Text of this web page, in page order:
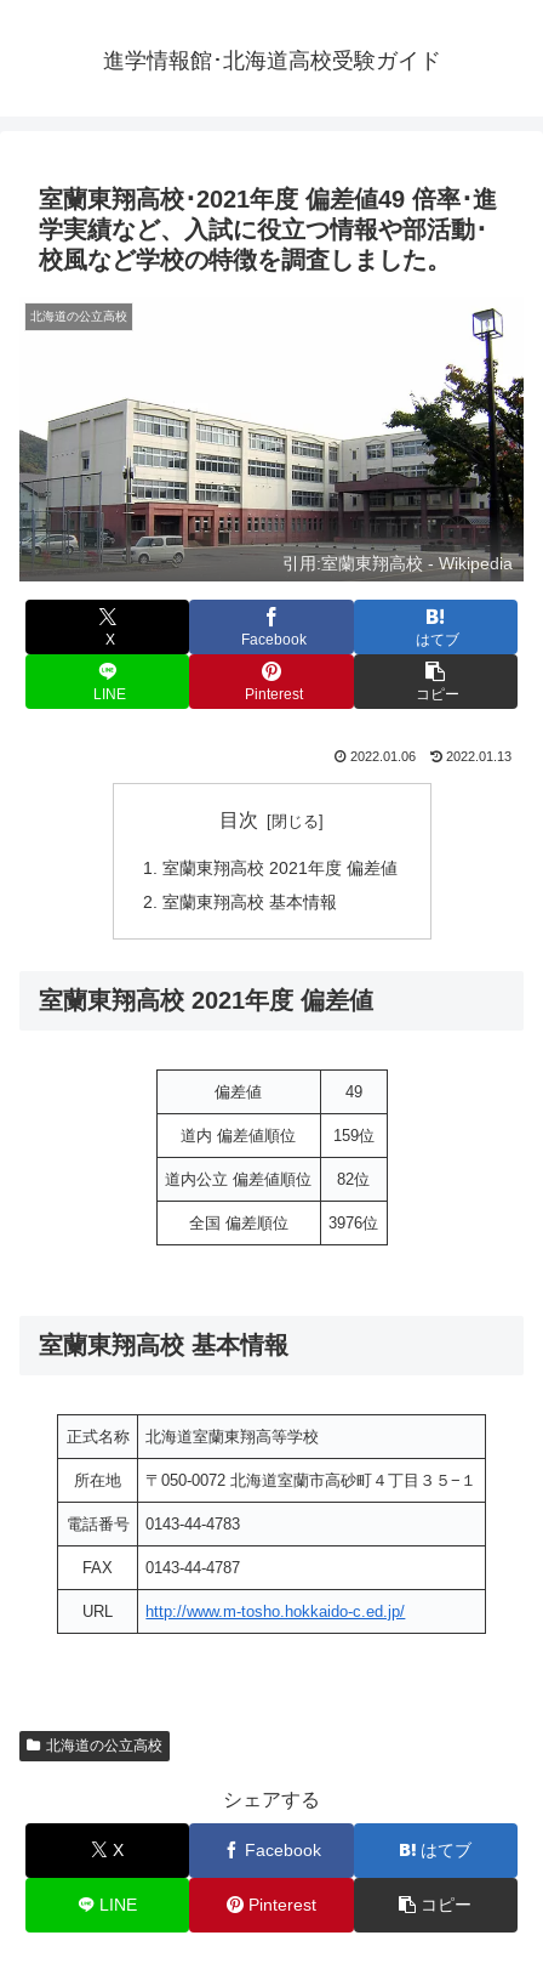
進学情報館･北海道高校受験ガイド
室蘭東翔高校･2021年度 偏差値49 倍率･進
学実績など、入試に役立つ情報や部活動･
校風など学校の特徴を調査しました。
北海道の公立高校
引用:室蘭東翔高校 - Wikipedia
X Facebook はてブ
LINE Pinterest コピー
2022.01.06 2022.01.13
目次
室蘭東翔高校 2021年度 偏差値
室蘭東翔高校 基本情報
室蘭東翔高校 2021年度 偏差値
偏差値 49
道内 偏差値順位 159位
道内公立 偏差値順位 82位
全国 偏差順位 3976位
室蘭東翔高校 基本情報
正式名称 北海道室蘭東翔高等学校
所在地 〒050-0072 北海道室蘭市高砂町４丁目３５−１
電話番号 0143-44-4783
FAX 0143-44-4787
URL http://www.m-tosho.hokkaido-c.ed.jp/
北海道の公立高校
シェアする
X Facebook はてブ
LINE Pinterest コピー